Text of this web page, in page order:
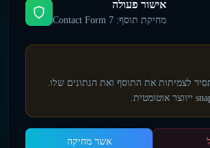
אישור פעולה
מחיקת תוסף: Contact Form 7
לצמיתות את התוסף ואת הנתונים שלו.
אשר מחיקה